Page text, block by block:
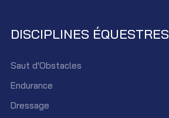
DISCIPLINES ÉQUESTRES
Saut d'Obstacles
Endurance
Dressage